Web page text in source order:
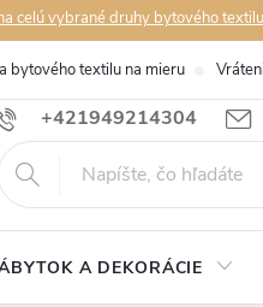
celú vybrané druhy bytového
+421949214304
bytového textilu na mieru
A DEKORÁCIE